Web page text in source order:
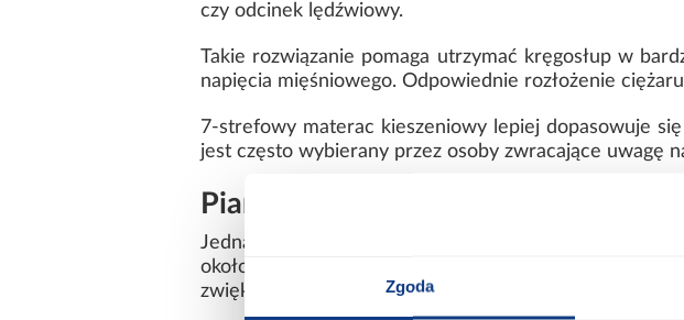
Zgoda
czy odcinek lędźwiowy.
Takie rozwiązanie pomaga utrzymać kręgosłup w
napięcia mięśniowego. Odpowiednie rozłożenie
7-strefowy materac kieszeniowy lepiej dopasowuje
jest często wybierany przez osoby zwracające uwagę
Pianka Visco Pneumatic –
Jedną z najważniejszych warstw materaca jest
około 3 cm. To nowoczesna pianka
zwiększając powierzchnię podparcia i ograniczając